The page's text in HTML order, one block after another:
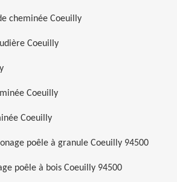
cheminée Coeuilly
Coeuilly
Coeuilly
Coeuilly
poêle à granule Coeuilly 94500
poêle à bois Coeuilly 94500